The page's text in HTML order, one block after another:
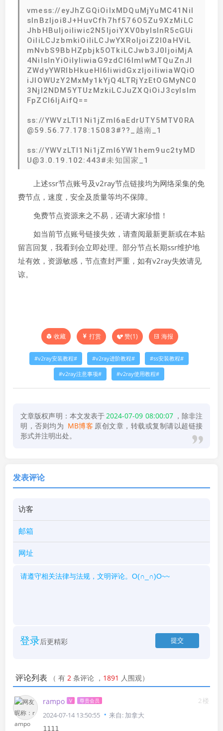
vmess://eyJhZGQiOiIxMDQuMjYuMC41NiI
sInBzIjoi8J+HuvCfh7hf576O5Zu9XzMiLC
JhbHBuIjoiIiwic2N5IjoiYXV0byIsInR5cGUi
OiIiLCJzbmkiOiIiLCJwYXRoIjoiZ2l0aHViL
mNvbS9BbHZpbjk5OTkiLCJwb3J0IjoiMjA
4NiIsInYiOiIyIiwiaG9zdCI6ImlwMTQuZnJl
ZWdyYWRlbHkueHl6IiwidGxzIjoiIiwiaWQiO
iJlOWUzY2MxMy1kYjQ4LTRjYzEtOGMyNC0
3NjI2NDM5YTUzMzkiLCJuZXQiOiJ3cyIsIm
FpZCI6IjAifQ==
ss://YWVzLTI1Ni1jZmI6aEdrUTY5MTV0RA
@59.56.77.178:15083#??_越南_1
ss://YWVzLTI1Ni1jZmI6YW1hem9uc2tyMD
U@3.0.19.102:443#未知国家_1
上述ssr节点账号及v2ray节点链接均为网络采集的免
费节点，速度，安全及质量等均不保障。
免费节点资源来之不易，还请大家珍惜！
如当前节点账号链接失效，请查阅最新更新或在本贴
留言回复，我看到会立即处理。部分节点长期ssr维护地
址有效，资源敏感，节点查封严重，如有v2ray失效请见
谅。
收藏 打赏 赞(1) 海报
v2ray安装教程 v2ray进阶教程 ss安装教程
v2ray注意事项 v2ray使用教程
文章版权声明：本文发表于2024-07-09 08:00:07 ，除非注
明，否则均为 MB博客 原创文章，转载或复制请以超链接
形式并注明出处。
发表评论
登录后更精彩
评论列表 （ 有 2 条评论 ， 1891 人围观）
rampo V 尊贵会员
2楼
2024-07-14 13:50:55
来自: 加拿大
1111